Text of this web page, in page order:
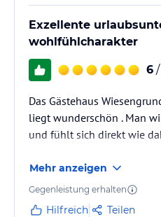
Exzellente
wohlfühlcharakter
6
Das Gästehaus
liegt wunderschön . Man
und fühlt sich direkt wie
Mehr anzeigen
Gegenleistung erhalten
Hilfreich Teilen